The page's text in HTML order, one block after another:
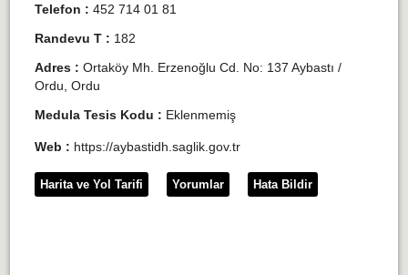
Telefon : 452 714 01 81
Randevu T : 182
Adres : Ortaköy Mh. Erzenoğlu Cd. No: 137 Aybastı /
Ordu, Ordu
Medula Tesis Kodu : Eklenmemiş
Web : https://aybastidh.saglik.gov.tr
Harita ve Yol Tarifi Yorumlar Hata Bildir